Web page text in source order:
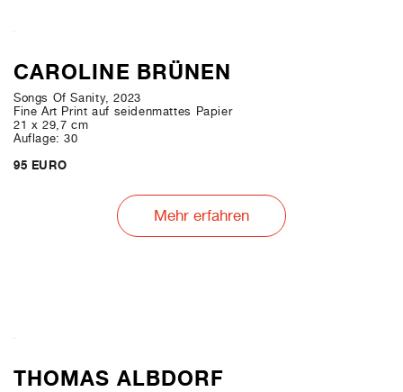
CAROLINE BRÜNEN
Songs Of Sanity, 2023
Fine Art Print auf seidenmattes Papier
21 x 29,7 cm
Auflage: 30
95 EURO
Mehr erfahren
THOMAS ALBDORF